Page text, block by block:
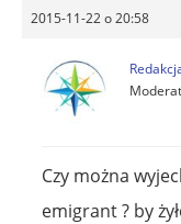
2015-11-22 o 20:58
Czy można
emigrant ? by